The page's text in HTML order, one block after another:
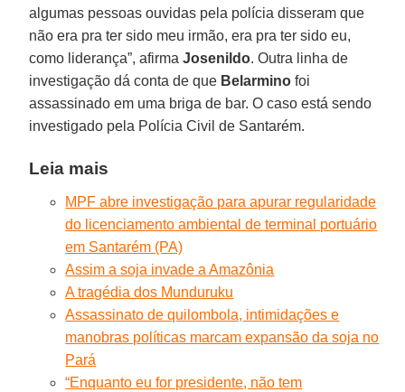
algumas pessoas ouvidas pela polícia disseram que
não era pra ter sido meu irmão, era pra ter sido eu,
como liderança”, afirmaJosenildo. Outra linha de
investigação dá conta de que Belarmino foi
assassinado em uma briga de bar. O caso está sendo
investigado pela Polícia Civil de Santarém.
Leia mais
MPF abre investigação para apurar regularidade
do licenciamento ambiental de terminal portuário
em Santarém (PA)
Assim a soja invade a Amazônia
A tragédia dos Munduruku
Assassinato de quilombola, intimidações e
manobras políticas marcam expansão da soja no
Pará
“Enquanto eu for presidente, não tem